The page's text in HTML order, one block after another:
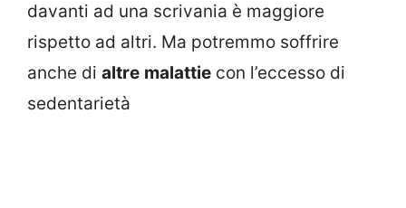
davanti ad una scrivania è maggiore
rispetto ad altri. Ma potremmo soffrire
anche di altre malattie con l’eccesso di
sedentarietà